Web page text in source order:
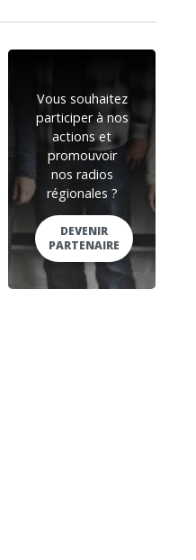
Vous souhaitez
participer à nos
actions et
promouvoir
nos radios
régionales ?
DEVENIR
PARTENAIRE